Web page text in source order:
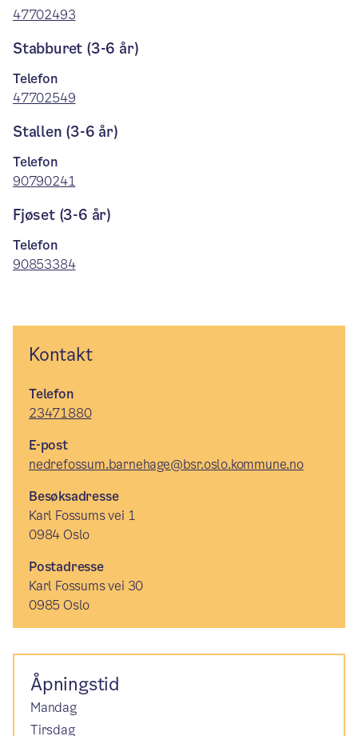
47702493
Stabburet (3-6 år)
Telefon
47702549
Stallen (3-6 år)
Telefon
90790241
Fjøset (3-6 år)
Telefon
90853384
Kontakt
Telefon
23471880
E-post
nedrefossum.barnehage@bsr.oslo.kommune.no
Besøksadresse
Karl Fossums vei 1
0984 Oslo
Postadresse
Karl Fossums vei 30
0985 Oslo
Åpningstid
Mandag
Tirsdag